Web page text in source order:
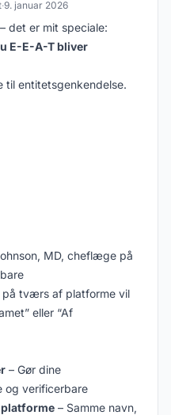
·9. januar 2026
det er mit speciale:
E-E-A-T bliver
til entitetsgenkendelse.
MD, cheflæge på
på tværs af platforme vil
eller “Af
– Gør dine
og verificerbare
– Samme navn,